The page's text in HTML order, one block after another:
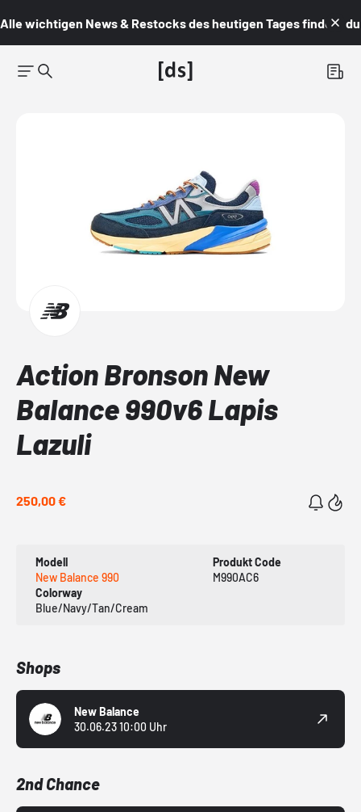
Alle wichtigen News & Restocks des heutigen Tages findest du
Action Bronson New
Balance 990v6 Lapis
Lazuli
250,00 €
Modell
New Balance 990
Produkt Code
M990AC6
Colorway
Blue/Navy/Tan/Cream
Shops
New Balance
30.06.23 10:00 Uhr
2nd Chance